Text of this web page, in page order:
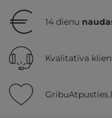
14 dienu
Kvalitatīva